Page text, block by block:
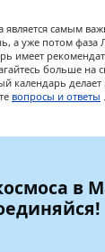
является самым
а уже потом
имеет
больше на
календарь
вопросы и ответы .
в